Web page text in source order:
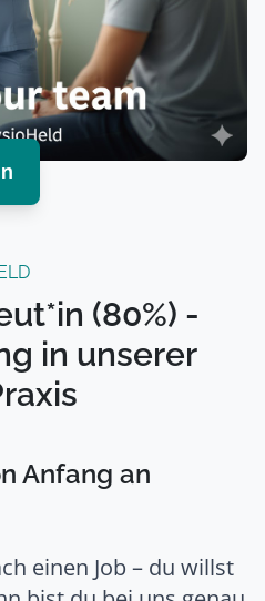
(80%) -
in unserer
Anfang an
einen Job – du willst